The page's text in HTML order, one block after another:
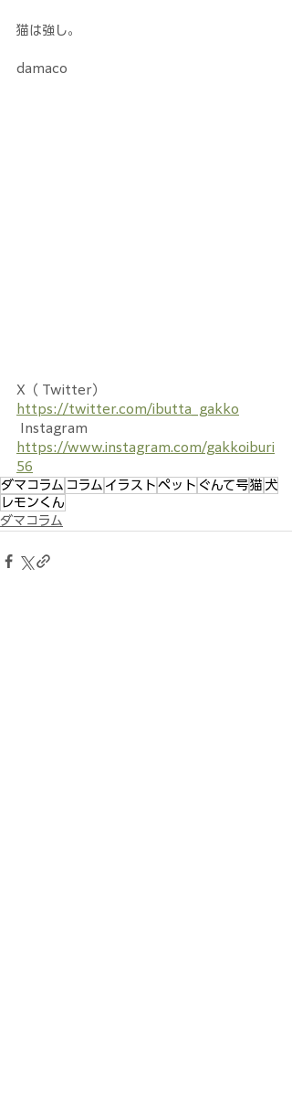
猫は強し。
damaco
X（ Twitter）
https://twitter.com/ibutta_gakko
Instagram
https://www.instagram.com/gakkoiburi
56
ダマコラム コラム イラスト ペット ぐんて号猫 犬
レモンくん
ダマコラム